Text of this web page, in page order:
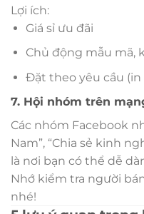
Lợi ích:
Giá sỉ ưu đãi
Chủ động mẫu mã,
Đặt theo yêu cầu (in
7. Hội nhóm trên
Các nhóm Facebook
Nam”, “Chia sẻ kinh
là nơi bạn có thể dễ
Nhớ kiểm tra người
nhé!